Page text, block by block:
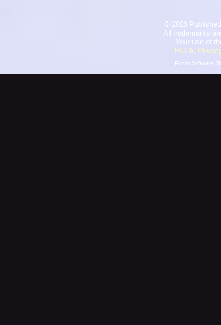
© 2026
All trademarks
Your use of
EULA,
Forum Software: